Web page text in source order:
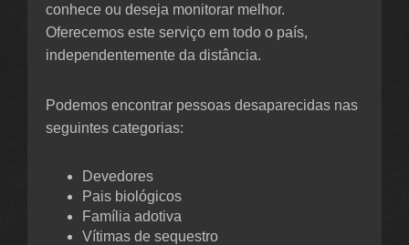
conhece ou deseja monitorar melhor.
Oferecemos este serviço em todo o país,
independentemente da distância.
Podemos encontrar pessoas desaparecidas nas
seguintes categorias:
Devedores
Pais biológicos
Família adotiva
Vítimas de sequestro